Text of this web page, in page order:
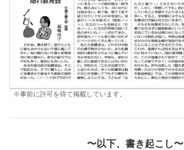
※事前に許可を得て掲載しています。
〜以下、書き起こし〜